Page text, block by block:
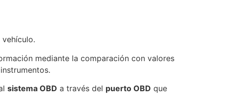
mediante la comparación con valores
sistema OBD a través del puerto OBD que